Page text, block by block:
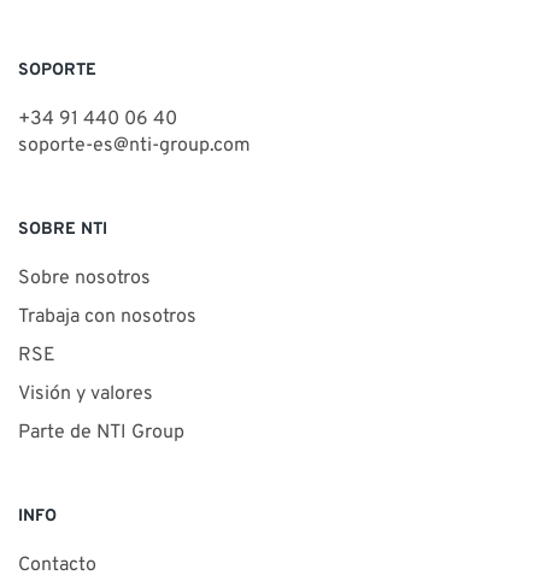
SOPORTE
+34 91 440 06 40
soporte-es@nti-group.com
SOBRE NTI
Sobre nosotros
Trabaja con nosotros
RSE
Visión y valores
Parte de NTI Group
INFO
Contacto